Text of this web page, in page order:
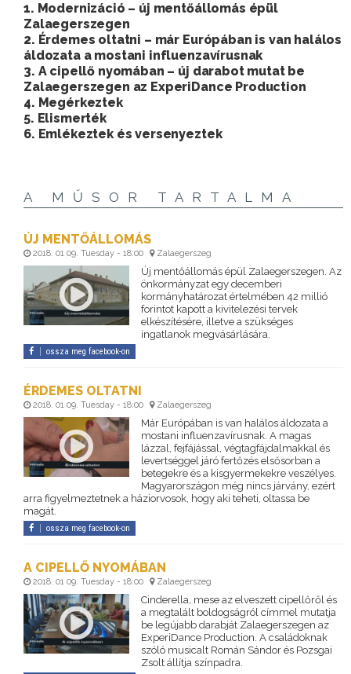
1. Modernizáció – új mentőállomás épül
Zalaegerszegen
2. Érdemes oltatni – már Európában is van halálos
áldozata a mostani influenzavírusnak
3. A cipellő nyomában – új darabot mutat be
Zalaegerszegen az ExperiDance Production
4. Megérkeztek
5. Elismerték
6. Emlékeztek és versenyeztek
A MŰSOR TARTALMA
ÚJ MENTŐÁLLOMÁS
2018. 01 09. Tuesday - 18:00 Zalaegerszeg
Új mentőállomás épül Zalaegerszegen. Az
önkormányzat egy decemberi
kormányhatározat értelmében 42 millió
forintot kapott a kivitelezési tervek
elkészítésére, illetve a szükséges
ingatlanok megvásárlására.
ossza meg facebook-on
ÉRDEMES OLTATNI
2018. 01 09. Tuesday - 18:00 Zalaegerszeg
Már Európában is van halálos áldozata a
mostani influenzavírusnak. A magas
lázzal, fejfájással, végtagfájdalmakkal és
levertséggel járó fertőzés elsősorban a
betegekre és a kisgyermekekre veszélyes.
Magyarországon még nincs járvány, ezért
arra figyelmeztetnek a háziorvosok, hogy aki teheti, oltassa be
magát.
ossza meg facebook-on
A CIPELLŐ NYOMÁBAN
2018. 01 09. Tuesday - 18:00 Zalaegerszeg
Cinderella, mese az elveszett cipellőről és
a megtalált boldogságról címmel mutatja
be legújabb darabját Zalaegerszegen az
ExperiDance Production. A családoknak
szóló musicalt Román Sándor és Pozsgai
Zsolt állítja színpadra.